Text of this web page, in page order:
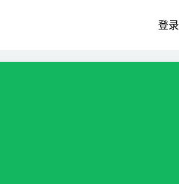
登录